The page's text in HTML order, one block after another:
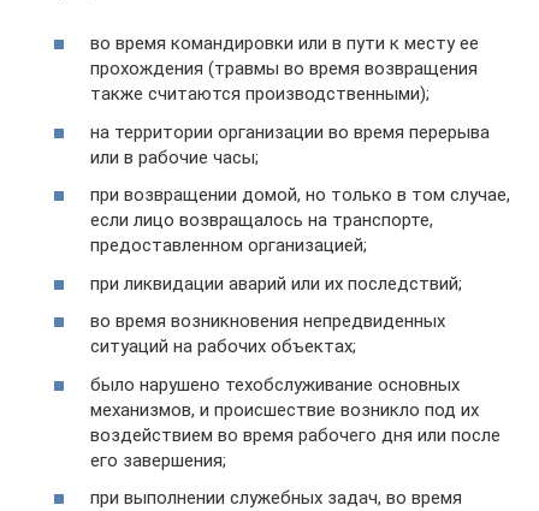
во время командировки или в пути к месту ее
прохождения (травмы во время возвращения
также считаются производственными);
на территории организации во время перерыва
или в рабочие часы;
при возвращении домой, но только в том случае,
если лицо возвращалось на транспорте,
предоставленном организацией;
при ликвидации аварий или их последствий;
во время возникновения непредвиденных
ситуаций на рабочих объектах;
было нарушено техобслуживание основных
механизмов, и происшествие возникло под их
воздействием во время рабочего дня или после
его завершения;
при выполнении служебных задач, во время